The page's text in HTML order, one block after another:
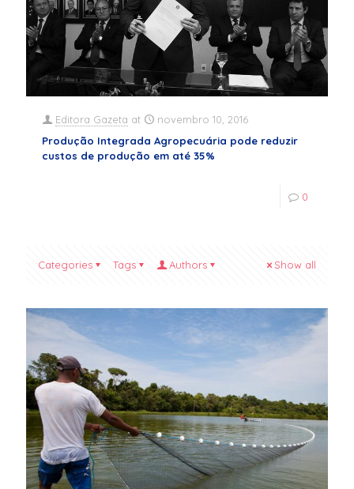
Editora Gazeta at
novembro 10, 2016
Produção Integrada Agropecuária pode reduzir
custos de produção em até 35%
0
Categories Tags Authors Show all